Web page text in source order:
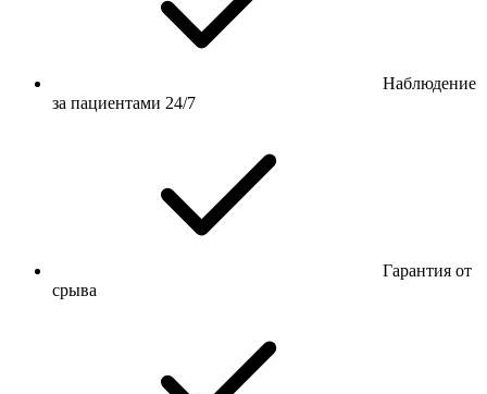
Наблюдение
за пациентами 24/7
Гарантия от
срыва